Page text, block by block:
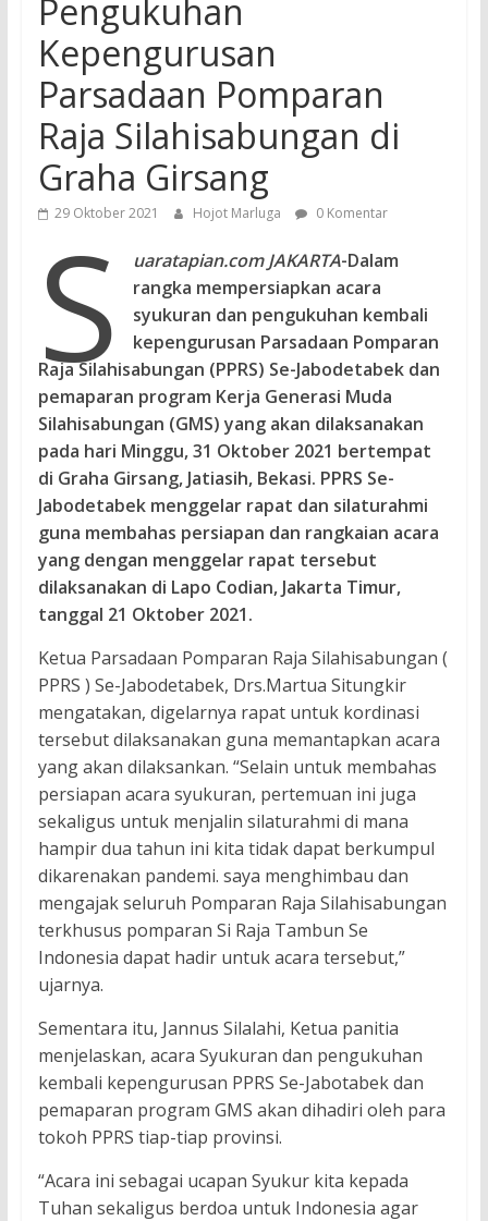
Pengukuhan
Kepengurusan
Parsadaan Pomparan
Raja Silahisabungan di
Graha Girsang
29 Oktober 2021 Hojot Marluga 0 Komentar
s uaratapian.com JAKARTA-Dalam
rangka mempersiapkan acara
syukuran dan pengukuhan kembali
kepengurusan Parsadaan Pomparan
Raja Silahisabungan (PPRS) Se-Jabodetabek dan
pemaparan program Kerja Generasi Muda
Silahisabungan (GMS) yang akan dilaksanakan
pada hari Minggu, 31 Oktober 2021 bertempat
di Graha Girsang, Jatiasih, Bekasi. PPRS Se-
Jabodetabek menggelar rapat dan silaturahmi
guna membahas persiapan dan rangkaian acara
yang dengan menggelar rapat tersebut
dilaksanakan di Lapo Codian, Jakarta Timur,
tanggal 21 Oktober 2021.
Ketua Parsadaan Pomparan Raja Silahisabungan (
PPRS ) Se-Jabodetabek, Drs.Martua Situngkir
mengatakan, digelarnya rapat untuk kordinasi
tersebut dilaksanakan guna memantapkan acara
yang akan dilaksankan. “Selain untuk membahas
persiapan acara syukuran, pertemuan ini juga
sekaligus untuk menjalin silaturahmi di mana
hampir dua tahun ini kita tidak dapat berkumpul
dikarenakan pandemi. saya menghimbau dan
mengajak seluruh Pomparan Raja Silahisabungan
terkhusus pomparan Si Raja Tambun Se
Indonesia dapat hadir untuk acara tersebut,”
ujarnya.
Sementara itu, Jannus Silalahi, Ketua panitia
menjelaskan, acara Syukuran dan pengukuhan
kembali kepengurusan PPRS Se-Jabotabek dan
pemaparan program GMS akan dihadiri oleh para
tokoh PPRS tiap-tiap provinsi.
“Acara ini sebagai ucapan Syukur kita kepada
Tuhan sekaligus berdoa untuk Indonesia agar